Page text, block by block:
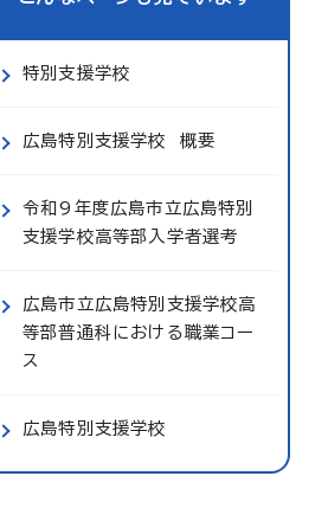
特別支援学校
広島特別支援学校 概要
令和9年度広島市立広島特別
支援学校高等部入学者選考
広島市立広島特別支援学校高
等部普通科における職業コー
ス
広島特別支援学校